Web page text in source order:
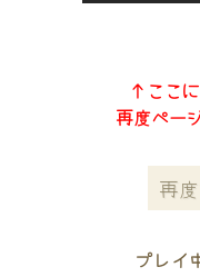
↑ここ
再度ペー
再
プレイ